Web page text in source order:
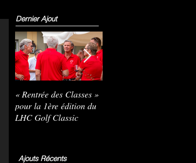
Dernier Ajout
« Rentrée des Classes »
pour la 1ère édition du
LHC Golf Classic
Ajouts Récents